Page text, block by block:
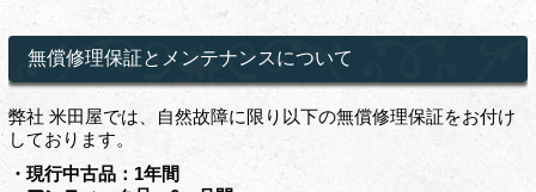
無償修理保証とメンテナンスについて
弊社 米田屋では、自然故障に限り以下の無償修理保証をお付け
しております。
・現行中古品：1年間